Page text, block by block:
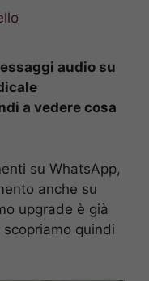
audio su
a vedere cosa
su WhatsApp,
anche su
upgrade è già
quindi